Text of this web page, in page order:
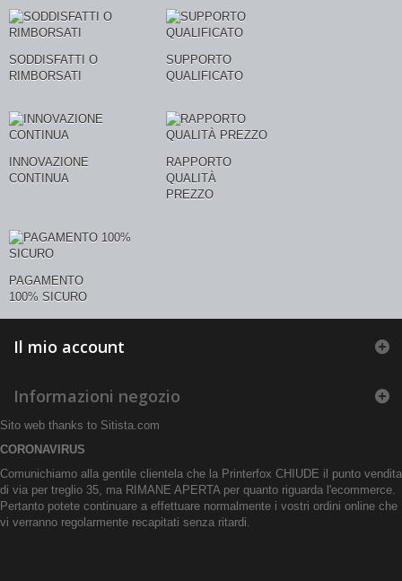
SODDISFATTI O
RIMBORSATI
SUPPORTO
QUALIFICATO
INNOVAZIONE
CONTINUA
RAPPORTO
QUALITÀ
PREZZO
PAGAMENTO
100% SICURO
Il mio account
Informazioni negozio
Sito web thanks to Sitista.com
CORONAVIRUS
Comunichiamo alla gentile clientela che la Printerfox CHIUDE il punto vendita
di via per treglio 35, ma RIMANE APERTA per quanto riguarda l'ecommerce.
Pertanto potete continuare a effettuare normalmente i vostri ordini online che
vi verranno regolarmente recapitati senza ritardi.